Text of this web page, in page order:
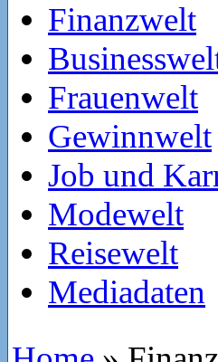
Finanzwelt
Frauenwelt
Gewinnwelt
Job und
Modewelt
Reisewelt
Mediadaten